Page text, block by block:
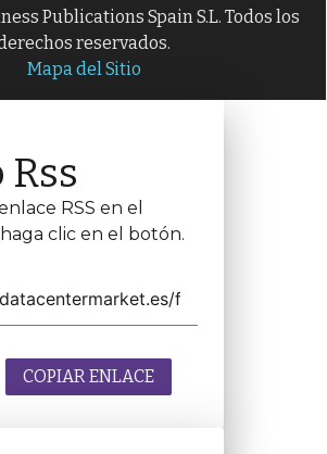
Publications Spain S.L. Todos los
reservados.
Mapa del Sitio
Rss
RSS en el
clic en el botón.
COPIAR ENLACE